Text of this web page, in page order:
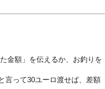
金額」を伝えるか、お釣りを
言って30ユーロ渡せば、差額